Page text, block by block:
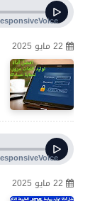
22 مايو 2025
22 مايو 2025